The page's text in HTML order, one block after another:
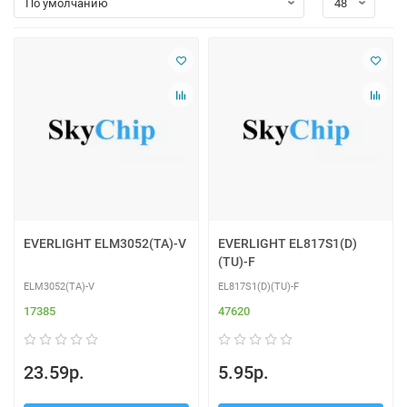
EVERLIGHT ELM3052(TA)-V
ELM3052(TA)-V
17385
23.59р.
EVERLIGHT EL817S1(D)
(TU)-F
EL817S1(D)(TU)-F
47620
5.95р.